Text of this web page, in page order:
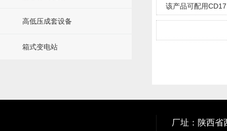
高低压成套设备
箱式变电站
该产品可配用CD17
厂址：陕西省